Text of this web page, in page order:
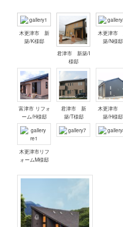
木更津市 新
築/K様邸
君津市 新築/I
様邸
木更津市
築/N様邸
富津市 リフォ
ーム/H様邸
君津市 新
築/T様邸
木更津市
築/H様邸
木更津市リフ
ォームM様邸